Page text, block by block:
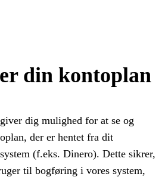
din kontoplan
dig mulighed for at se og
der er hentet fra dit
(f.eks. Dinero). Dette sikrer,
til bogføring i vores system,